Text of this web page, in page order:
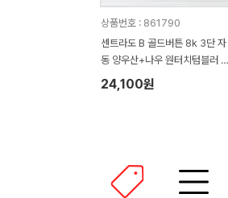
상품번호 : 861790
센트라도 B 골드버튼 8k 3단 자
동 양우산+나우 원터치텀블러 5
00ml 세트
24,100원